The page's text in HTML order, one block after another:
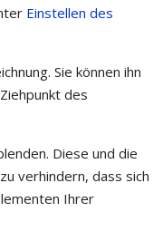
Einstellen des
Sie können ihn
des
Diese und die
verhindern, dass sich
Ihrer